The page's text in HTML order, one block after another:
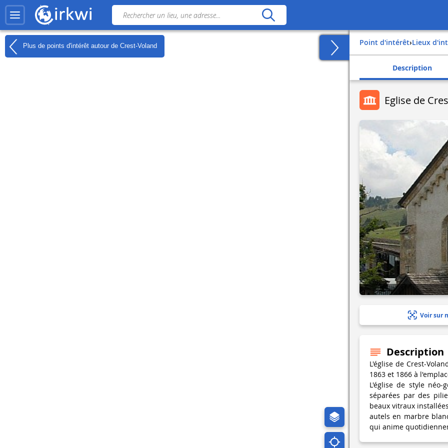
Plus de points d'intérêt autour de Crest-Voland Point d'intérêt› Lieux
Description
Eglise de
Voir sur
Description
L'église de Crest-
1863 et 1866 à
L'église de style
séparées par des
beaux vitraux
autels en marbre
qui anime